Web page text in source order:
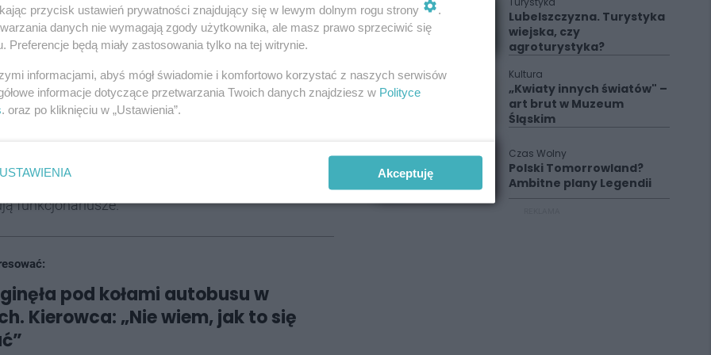
na miejscu - informuje biuro prasowe
przez mundurowych na obecność alkoholu w
mogą potrwać nawet do godz. 16.30 lub dłużej.
funkcjonariusze.
pod kołami autobusu w
Kierowca: „Nie wiem, jak to się
Lubelszczyzna. Turystyka
wiejska, czy
agroturystyka?
Kultura
„Kwiaty innych światów" –
art brut w Muzeum
Śląskim
Czas Wolny
Polski Tomorrowland?
Ambitne plany Legendii
przycisk ustawień prywatności znajdujący się w lewym dolnym rogu strony
danych nie wymagają zgody użytkownika, ale masz prawo sprzeciwić się
Preferencje będą miały zastosowania tylko na tej witrynie.
informacjami, abyś mógł świadomie i komfortowo korzystać z naszych serwisów
informacje dotyczące przetwarzania Twoich danych znajdziesz w Polityce
. oraz po kliknięciu w „Ustawienia”.
USTAWIENIA Akceptuję